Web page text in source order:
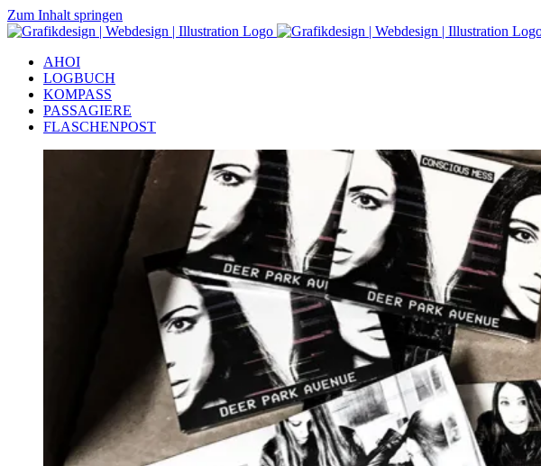
Zum Inhalt springen
AHOI
LOGBUCH
KOMPASS
PASSAGIERE
FLASCHENPOST